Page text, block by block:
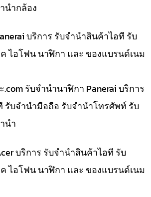
นำกล้อง
บริการ รับจำนำสินค้าไอที รับ
ไอโฟน นาฬิกา และ ของแบรนด์เนม
รับจำนำนาฬิกา Panerai บริการ
รับจำนำมือถือ รับจำนำโทรศัพท์ รับ
นำ
บริการ รับจำนำสินค้าไอที รับ
ไอโฟน นาฬิกา และ ของแบรนด์เนม